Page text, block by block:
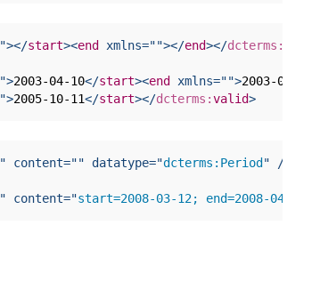
"></start><end xmlns=""></end></dcterms:
">2003-04-10</start><end xmlns="">2003-05-30
">2005-10-11</start></dcterms:valid>
" content="" datatype="dcterms:Period "
/>
" content="start=2008-03-12; end=2008-04-30;